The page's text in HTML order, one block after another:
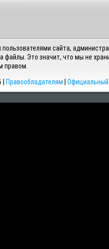
сайта,
файлы. Это значит, что мы не
правом.
Правообладателям Официальный